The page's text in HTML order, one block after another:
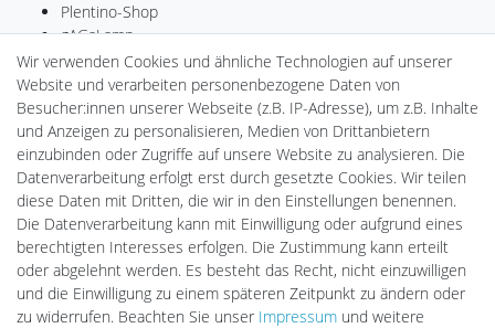
Plentino-Shop
gAGaLamp
Drohnenstore24
Cardanlight-Shop
Batteriespeicher
PlentiSolar
Gebrauchtlicht
Ledkauf
DEYESOLAR
Lightech Connect
CardanLight Europe
FORTIMO LEDs
LED-RETROSHOP
MeinUSB
Wir verwenden Cookies und ähnliche Technologien auf unserer
Website und verarbeiten personenbezogene Daten von
Besucher:innen unserer Webseite (z.B. IP-Adresse), um z.B. Inhalte
und Anzeigen zu personalisieren, Medien von Drittanbietern
einzubinden oder Zugriffe auf unsere Website zu analysieren. Die
Datenverarbeitung erfolgt erst durch gesetzte Cookies. Wir teilen
diese Daten mit Dritten, die wir in den Einstellungen benennen.
Die Datenverarbeitung kann mit Einwilligung oder aufgrund eines
berechtigten Interesses erfolgen. Die Zustimmung kann erteilt
oder abgelehnt werden. Es besteht das Recht, nicht einzuwilligen
und die Einwilligung zu einem späteren Zeitpunkt zu ändern oder
zu widerrufen. Beachten Sie unser Impressum und weitere